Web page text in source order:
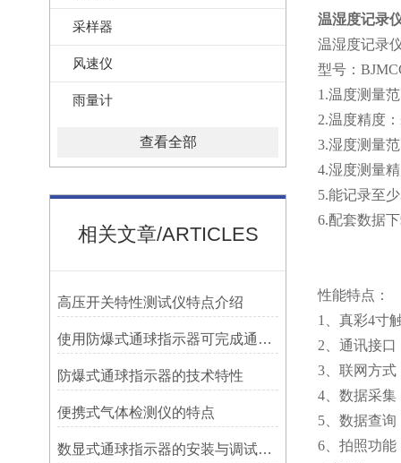
采样器
风速仪
雨量计
查看全部
相关文章/ARTICLES
高压开关特性测试仪特点介绍
使用防爆式通球指示器可完成通球指示功能
防爆式通球指示器的技术特性
便携式气体检测仪的特点
数显式通球指示器的安装与调试技巧
温湿度记录
温湿度记录
型号：
1.温度测量
2.温度精度
3.湿度测量
4.湿度测量
5.能记录至
6.配套数据
性能特点：
1、真彩4寸
2、通讯接口
3、联网方
4、数据采
5、数据查
6、拍照功